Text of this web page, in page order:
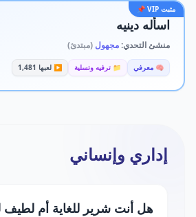
مثبت VIP 📌
اسأله دينيه
منشئ التحدي:مجهول (مبتدئ)
🧠 معرفي 📁 ترفيه وتسلية ▶️ لعبها 1,481
إداري وإنساني
هل أنت شرير للغاية أم لطيف